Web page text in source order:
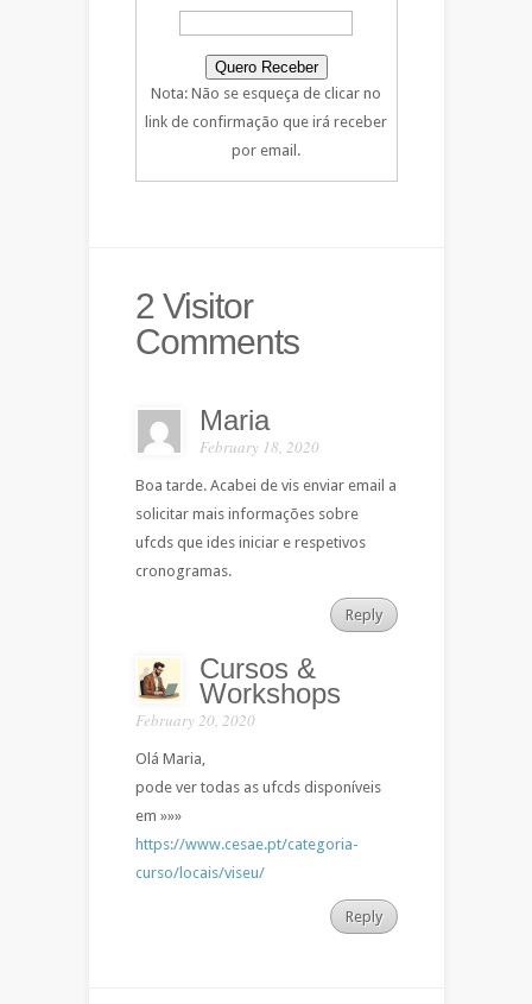
Nota: Não se esqueça de clicar no
link de confirmação que irá receber
por email.
2 Visitor
Comments
Maria
February 18, 2020
Boa tarde. Acabei de vis enviar email a
solicitar mais informações sobre
ufcds que ides iniciar e respetivos
cronogramas.
Reply
Cursos &
Workshops
February 20, 2020
Olá Maria,
pode ver todas as ufcds disponíveis
em »»»
https://www.cesae.pt/categoria-
curso/locais/viseu/
Reply